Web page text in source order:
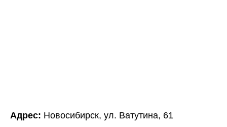
Адрес: Новосибирск, ул. Ватутина, 61